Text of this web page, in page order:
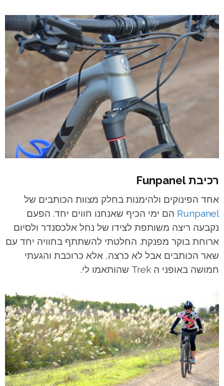
רכיבת Funpanel
אחד הפינוקים ולהימנות בחלק מצוות הכותבים של
Runpanel הם ימי הכיף שאנחנו חווים יחד. הפעם
נקבעה ריצה משותפת לצידו של נחל אלכסנדר ולסיום
ארוחת בוקר מפנקת. החלטתי להשתתף בחוויה יחד עם
שאר הכותבים אבל לא כרצה, אלא כרוכבת והגעתי
חמושה באופני ה Trek שהותאמו לי.